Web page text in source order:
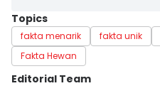
Topics
fakta menarik fakta unik
Fakta Hewan
Editorial Team